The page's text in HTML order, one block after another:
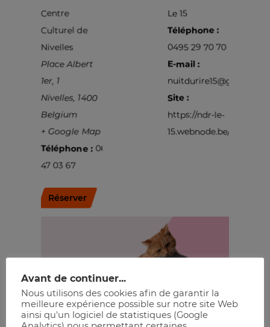
Centre
Culturel de
Nivelles
Place Albert
1er, 1
Nivelles 1400
Belgium
+ Google Map
Téléphone : 067
47 03 67
Le 15
Téléphone :
0495 29 70 70
E-mail :
Site :
https://ndr-le-
15.webnode.be/
Réserver
Avant de continuer...
Nous utilisons des cookies afin de garantir la
meilleure expérience possible sur notre site Web
ainsi qu'un logiciel de statistiques (Google